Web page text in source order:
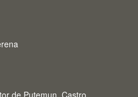
de Putemun, Castro